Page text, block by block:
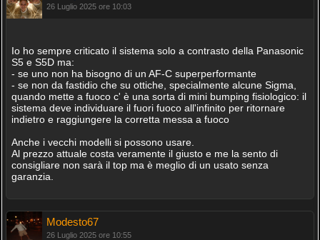
26 Luglio 2025 ore 10:03
Io ho sempre criticato il sistema solo a contrasto della Panasonic
S5 e S5D ma:
- se uno non ha bisogno di un AF-C superperformante
- se non da fastidio che su ottiche, specialmente alcune Sigma,
quando mette a fuoco c' è una sorta di mini bumping fisiologico: il
sistema deve individuare il fuori fuoco all'infinito per ritornare
indietro e raggiungere la corretta messa a fuoco
Anche i vecchi modelli si possono usare.
Al prezzo attuale costa veramente il giusto e me la sento di
consigliare non sarà il top ma è meglio di un usato senza
garanzia.
Modesto67
26 Luglio 2025 ore 10:55